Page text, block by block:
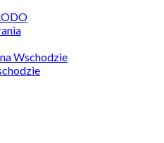
Wschodzie